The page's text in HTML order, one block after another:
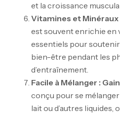
et la croissance
Vitamines et Minéraux
est souvent enrichie en
essentiels pour
bien-être pendant les
d’entraînement.
Facile à Mélanger :
conçu pour se mélanger
lait ou d’autres